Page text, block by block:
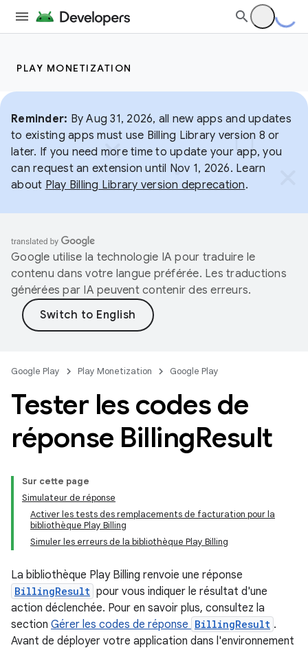
PLAY MONETIZATION
Reminder: By Aug 31, 2026, all new apps and updates
to existing apps must use Billing Library version 8 or
later. If you need more time to update your app, you
can request an extension until Nov 1, 2026. Learn
about Play Billing Library version deprecation.
Google utilise la technologie IA pour traduire le
contenu dans votre langue préférée. Les traductions
générées par IA peuvent contenir des erreurs.
Google Play Play Monetization Google Play
Tester les codes de
réponse BillingResult
Sur cette page
Simulateur de réponse
Activer les tests des remplacements de facturation pour la
bibliothèque Play Billing
Simuler les erreurs de la bibliothèque Play Billing
La bibliothèque Play Billing renvoie une réponse
BillingResult pour vous indiquer le résultat d'une
action déclenchée. Pour en savoir plus, consultez la
section Gérer les codes de réponse BillingResult .
Avant de déployer votre application dans l'environnement